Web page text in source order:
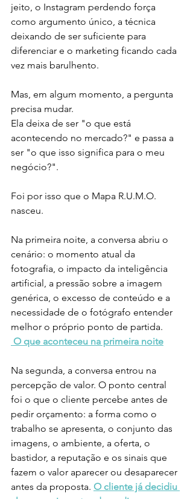
jeito, o Instagram perdendo força
como argumento único, a técnica
deixando de ser suficiente para
diferenciar e o marketing ficando cada
vez mais barulhento.
Mas, em algum momento, a pergunta
precisa mudar.
Ela deixa de ser "o que está
acontecendo no mercado?" e passa a
ser "o que isso significa para o meu
negócio?".
Foi por isso que o Mapa R.U.M.O.
nasceu.
Na primeira noite, a conversa abriu o
cenário: o momento atual da
fotografia, o impacto da inteligência
artificial, a pressão sobre a imagem
genérica, o excesso de conteúdo e a
necessidade de o fotógrafo entender
melhor o próprio ponto de partida.
O que aconteceu na primeira noite
Na segunda, a conversa entrou na
percepção de valor. O ponto central
foi o que o cliente percebe antes de
pedir orçamento: a forma como o
trabalho se apresenta, o conjunto das
imagens, o ambiente, a oferta, o
bastidor, a reputação e os sinais que
fazem o valor aparecer ou desaparecer
antes da proposta. O cliente já decidiu